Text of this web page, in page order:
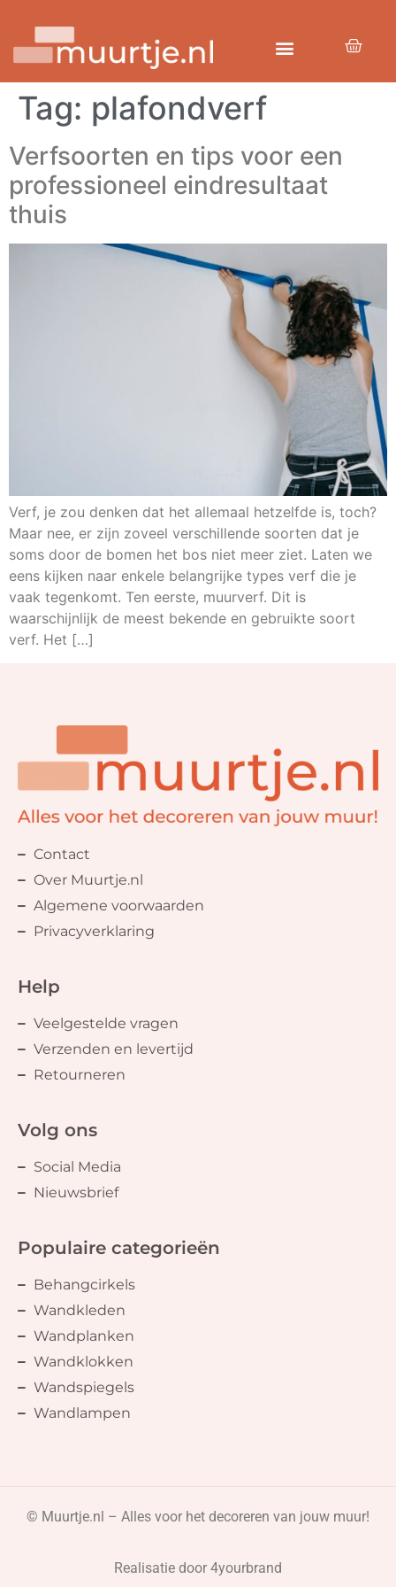
Tag: plafondverf
Verfsoorten en tips voor een
professioneel eindresultaat
thuis
Verf, je zou denken dat het allemaal hetzelfde is, toch?
Maar nee, er zijn zoveel verschillende soorten dat je
soms door de bomen het bos niet meer ziet. Laten we
eens kijken naar enkele belangrijke types verf die je
vaak tegenkomt. Ten eerste, muurverf. Dit is
waarschijnlijk de meest bekende en gebruikte soort
verf. Het […]
Contact
Over Muurtje.nl
Algemene voorwaarden
Privacyverklaring
Help
Veelgestelde vragen
Verzenden en levertijd
Retourneren
Volg ons
Social Media
Nieuwsbrief
Populaire categorieën
Behangcirkels
Wandkleden
Wandplanken
Wandklokken
Wandspiegels
Wandlampen
© Muurtje.nl – Alles voor het decoreren van jouw muur!
Realisatie door 4yourbrand